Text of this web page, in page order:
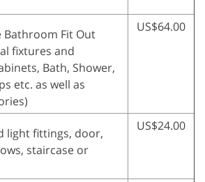
Bathroom Fit Out
fixtures and
Bath, Shower,
etc. as well as
US$64.00
light fittings, door,
staircase or
US$24.00